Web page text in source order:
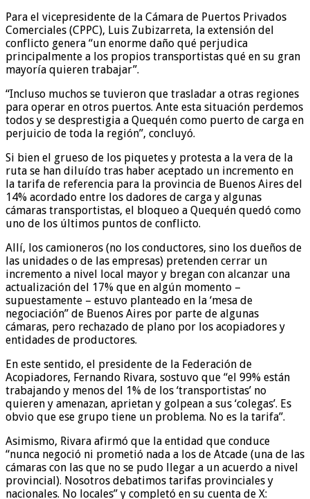
Para el vicepresidente de la Cámara de Puertos Privados
Comerciales (CPPC), Luis Zubizarreta, la extensión del
conflicto genera “un enorme daño qué perjudica
principalmente a los propios transportistas qué en su gran
mayoría quieren trabajar”.
“Incluso muchos se tuvieron que trasladar a otras regiones
para operar en otros puertos. Ante esta situación perdemos
todos y se desprestigia a Quequén como puerto de carga en
perjuicio de toda la región”, concluyó.
Si bien el grueso de los piquetes y protesta a la vera de la
ruta se han diluído tras haber aceptado un incremento en
la tarifa de referencia para la provincia de Buenos Aires del
14% acordado entre los dadores de carga y algunas
cámaras transportistas, el bloqueo a Quequén quedó como
uno de los últimos puntos de conflicto.
Allí, los camioneros (no los conductores, sino los dueños de
las unidades o de las empresas) pretenden cerrar un
incremento a nivel local mayor y bregan con alcanzar una
actualización del 17% que en algún momento –
supuestamente – estuvo planteado en la ‘mesa de
negociación” de Buenos Aires por parte de algunas
cámaras, pero rechazado de plano por los acopiadores y
entidades de productores.
En este sentido, el presidente de la Federación de
Acopiadores, Fernando Rivara, sostuvo que “el 99% están
trabajando y menos del 1% de los ‘transportistas’ no
quieren y amenazan, aprietan y golpean a sus ‘colegas’. Es
obvio que ese grupo tiene un problema. No es la tarifa”.
Asimismo, Rivara afirmó que la entidad que conduce
“nunca negoció ni prometió nada a los de Atcade (una de las
cámaras con las que no se pudo llegar a un acuerdo a nivel
provincial). Nosotros debatimos tarifas provinciales y
nacionales. No locales” y completó en su cuenta de X: